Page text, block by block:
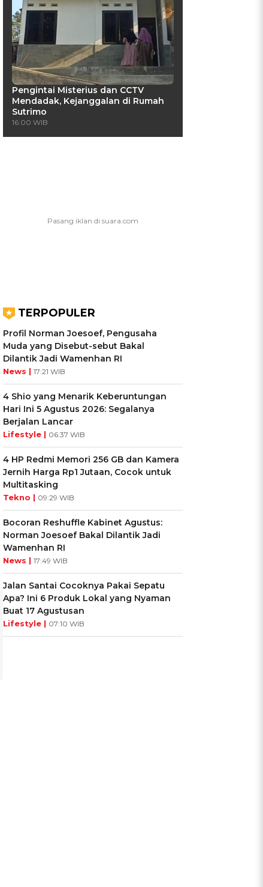
Pengintai Misterius dan CCTV
Mendadak, Kejanggalan di Rumah
Sutrimo
16:00 WIB
TERPOPULER
Profil Norman Joesoef, Pengusaha
Muda yang Disebut-sebut Bakal
Dilantik Jadi Wamenhan RI
News | 17:21 WIB
4 Shio yang Menarik Keberuntungan
Hari Ini 5 Agustus 2026: Segalanya
Berjalan Lancar
Lifestyle | 06:37 WIB
4 HP Redmi Memori 256 GB dan Kamera
Jernih Harga Rp1 Jutaan, Cocok untuk
Multitasking
Tekno | 09:29 WIB
Bocoran Reshuffle Kabinet Agustus:
Norman Joesoef Bakal Dilantik Jadi
Wamenhan RI
News | 17:49 WIB
Jalan Santai Cocoknya Pakai Sepatu
Apa? Ini 6 Produk Lokal yang Nyaman
Buat 17 Agustusan
Lifestyle | 07:10 WIB